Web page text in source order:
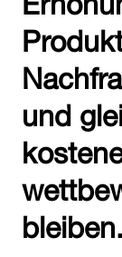
und
bleiben.